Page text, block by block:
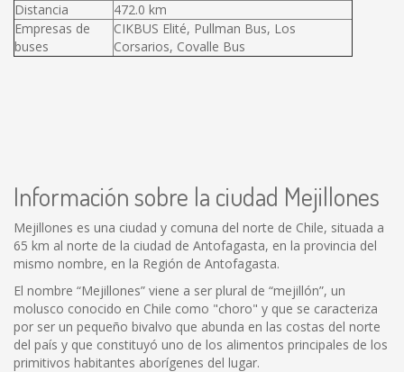
Distancia
472.0 km
Empresas de
buses
CIKBUS Elité, Pullman Bus, Los
Corsarios, Covalle Bus
Información sobre la ciudad Mejillones
Mejillones es una ciudad y comuna del norte de Chile, situada a
65 km al norte de la ciudad de Antofagasta, en la provincia del
mismo nombre, en la Región de Antofagasta.
El nombre “Mejillones” viene a ser plural de “mejillón”, un
molusco conocido en Chile como "choro" y que se caracteriza
por ser un pequeño bivalvo que abunda en las costas del norte
del país y que constituyó uno de los alimentos principales de los
primitivos habitantes aborígenes del lugar.